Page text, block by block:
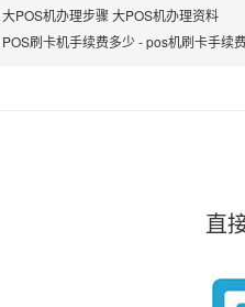
大POS机办理步骤 大POS机办理资料
POS刷卡机手续费多少 - pos机刷卡手续
直